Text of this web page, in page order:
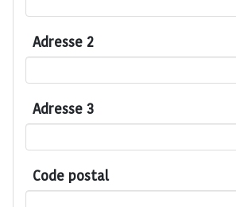
Adresse 2
Adresse 3
Code postal